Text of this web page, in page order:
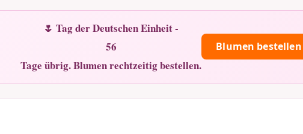
🌷 Tag der Deutschen Einheit -
56
Tage übrig. Blumen rechtzeitig bestellen.
Blumen bestellen